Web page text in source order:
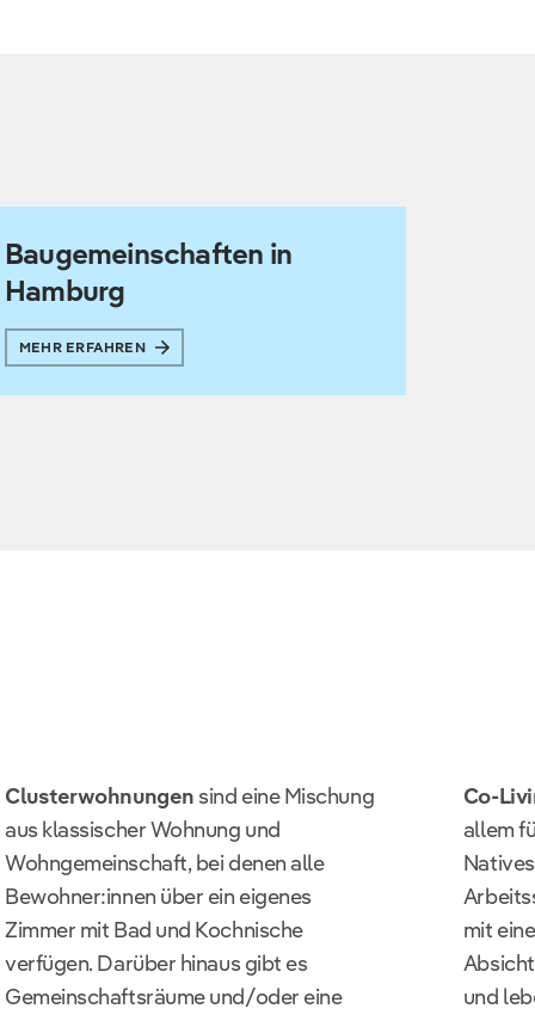
Baugemeinschaften in
Hamburg
MEHR ERFAHREN
Clusterwohnungen sind eine Mischung
aus klassischer Wohnung und
Wohngemeinschaft, bei denen alle
Bewohner:innen über ein eigenes
Zimmer mit Bad und Kochnische
verfügen. Darüber hinaus gibt es
Gemeinschaftsräume und/oder eine
Co-
allem
mit
und